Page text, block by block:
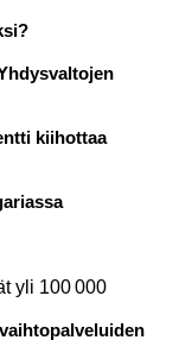
kiihottaa